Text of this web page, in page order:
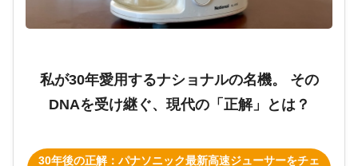
私が30年愛用するナショナルの名機。 その
DNAを受け継ぐ、現代の「正解」とは？
30年後の正解：パナソニック最新高速ジューサーをチェ